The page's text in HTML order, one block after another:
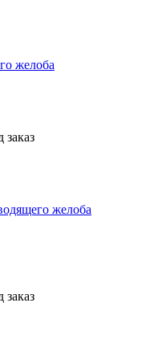
желоба
заказ
желоба
заказ